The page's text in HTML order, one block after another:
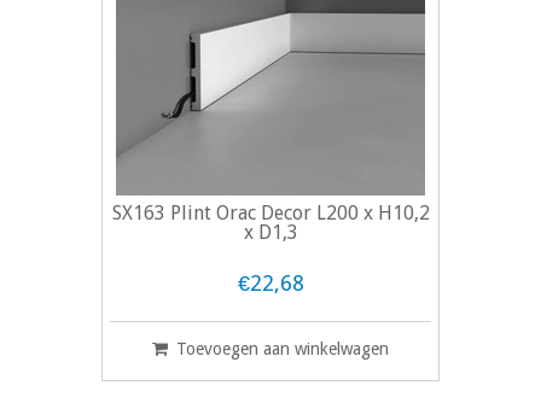
SX163 Plint Orac Decor L200 x H10,2
x D1,3
€22,68
Toevoegen aan winkelwagen